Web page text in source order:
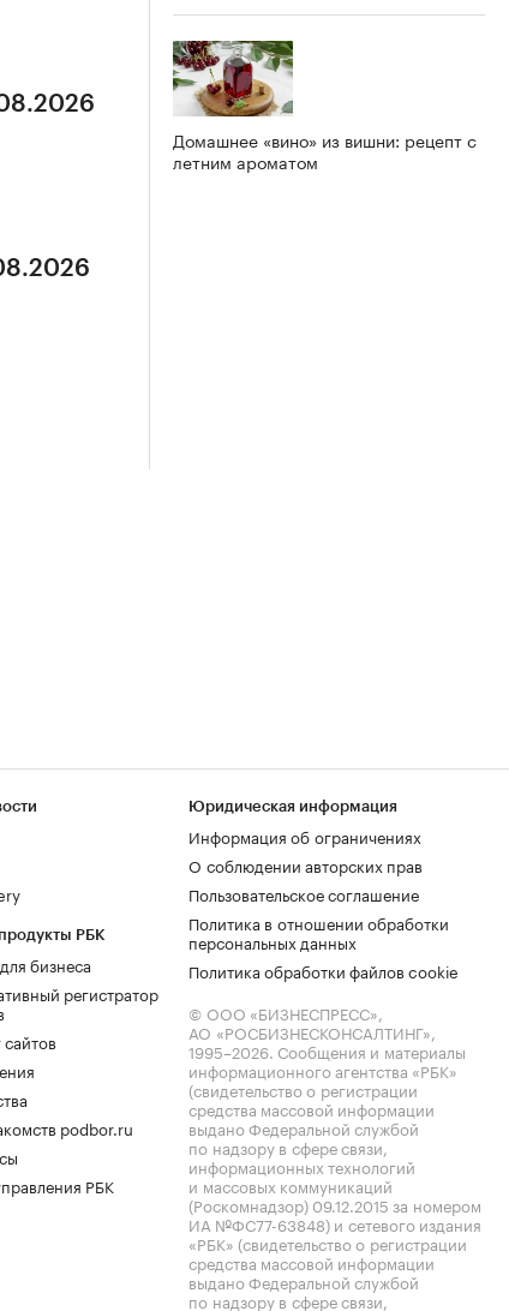
Домашнее «вино» из вишни: рецепт с
летним ароматом
РБК
бизнеса
регистратор
podbor.ru
РБК
Юридическая информация
Информация об ограничениях
О соблюдении авторских прав
Пользовательское соглашение
Политика в отношении обработки
персональных данных
Политика обработки файлов cookie
© ООО «БИЗНЕСПРЕСС»,
АО «РОСБИЗНЕСКОНСАЛТИНГ»,
1995–2026. Сообщения и материалы
информационного агентства «РБК»
(свидетельство о регистрации
средства массовой информации
выдано Федеральной службой
по надзору в сфере связи,
информационных технологий
и массовых коммуникаций
(Роскомнадзор) 09.12.2015 за номером
ИА №ФС77-63848) и сетевого издания
«РБК» (свидетельство о регистрации
средства массовой информации
выдано Федеральной службой
по надзору в сфере связи,